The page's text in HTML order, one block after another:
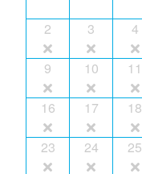
2 3 4
9 10 11
16 17 18
23 24 25